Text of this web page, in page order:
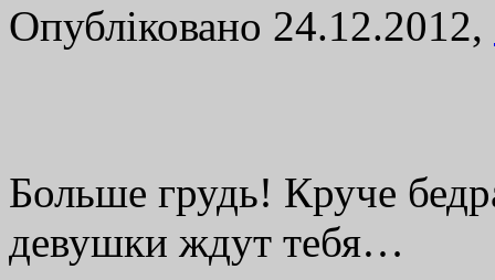
Опубліковано 24.12.2012,
Больше грудь! Круче
девушки ждут тебя…